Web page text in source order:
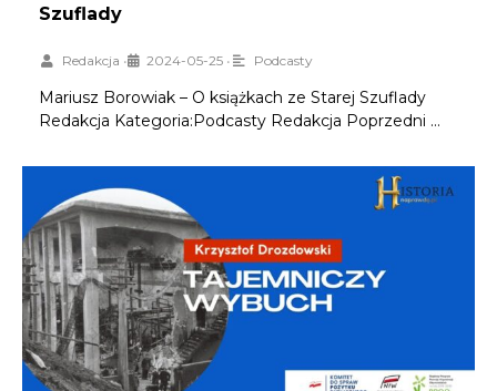
Szuflady
Redakcja • 2024-05-25 • Podcasty
Mariusz Borowiak – O książkach ze Starej Szuflady
Redakcja Kategoria:Podcasty Redakcja Poprzedni …